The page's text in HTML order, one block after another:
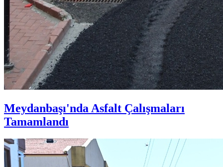
Meydanbaşı'nda Asfalt Çalışmaları
Tamamlandı